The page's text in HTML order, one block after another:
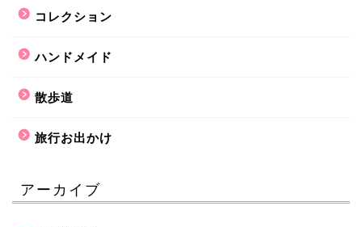
コレクション
ハンドメイド
散歩道
旅行お出かけ
アーカイブ